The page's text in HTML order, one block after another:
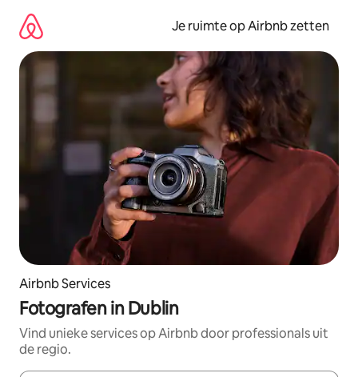
direct
naar
inhoud
Je ruimte op Airbnb zetten
Airbnb Services
Fotografen in Dublin
Vind unieke services op Airbnb door professionals uit
de regio.